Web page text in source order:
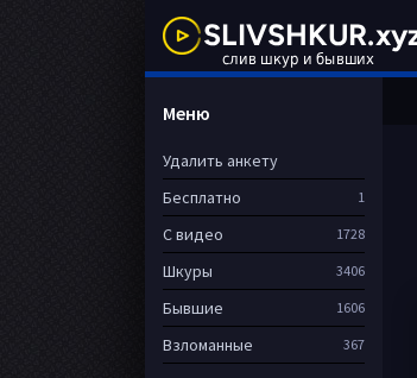
Меню
Удалить анкету
Бесплатно
1
С видео 1728
Шкуры 3406
Бывшие 1606
Взломанные 367